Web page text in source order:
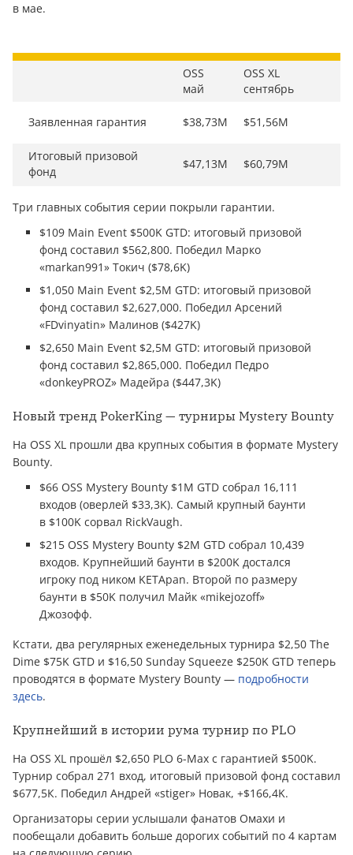
в мае.
OSS
май
OSS XL
сентябрь
Заявленная гарантия $38,73M $51,56M
Итоговый призовой
фонд
$47,13M $60,79M
Три главных события серии покрыли гарантии.
$109 Main Event $500K GTD: итоговый призовой
фонд составил $562,800. Победил Марко
«markan991» Токич ($78,6K)
$1,050 Main Event $2,5M GTD: итоговый призовой
фонд составил $2,627,000. Победил Арсений
«FDvinyatin» Малинов ($427K)
$2,650 Main Event $2,5M GTD: итоговый призовой
фонд составил $2,865,000. Победил Педро
«donkeyPROZ» Мадейра ($447,3K)
Новый тренд PokerKing — турниры Mystery Bounty
На OSS XL прошли два крупных события в формате Mystery
Bounty.
$66 OSS Mystery Bounty $1M GTD собрал 16,111
входов (оверлей $33,3K). Самый крупный баунти
в $100K сорвал RickVaugh.
$215 OSS Mystery Bounty $2M GTD собрал 10,439
входов. Крупнейший баунти в $200K достался
игроку под ником KETApan. Второй по размеру
баунти в $50K получил Майк «mikejozoff»
Джозофф.
Кстати, два регулярных еженедельных турнира $2,50 The
Dime $75K GTD и $16,50 Sunday Squeeze $250K GTD теперь
проводятся в формате Mystery Bounty — подробности
здесь.
Крупнейший в истории рума турнир по PLO
На OSS XL прошёл $2,650 PLO 6-Max с гарантией $500K.
Турнир собрал 271 вход, итоговый призовой фонд составил
$677,5К. Победил Андрей «stiger» Новак, +$166,4K.
Организаторы серии услышали фанатов Омахи и
пообещали добавить больше дорогих событий по 4 картам